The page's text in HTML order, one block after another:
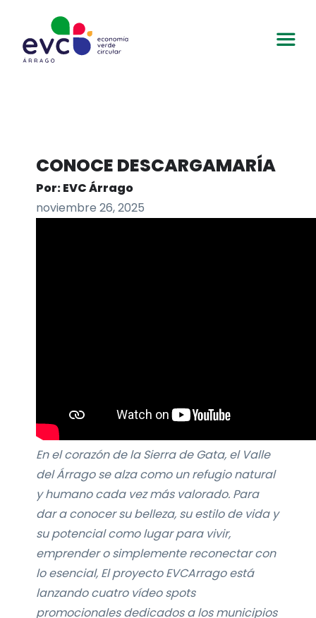
CONOCE DESCARGAMARÍA
Por: EVC Árrago
noviembre 26, 2025
En el corazón de la Sierra de Gata, el Valle
del Árrago se alza como un refugio natural
y humano cada vez más valorado. Para
dar a conocer su belleza, su estilo de vida y
su potencial como lugar para vivir,
emprender o simplemente reconectar con
lo esencial, El proyecto EVCArrago está
lanzando cuatro vídeo spots
promocionales dedicados a los municipios